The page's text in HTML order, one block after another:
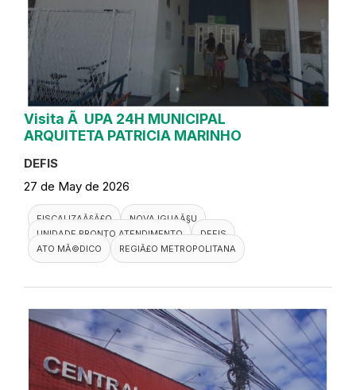
Visita Ã UPA 24H MUNICIPAL
ARQUITETA PATRICIA MARINHO
DEFIS
27 de May de 2026
FISCALIZAÃ§Ã£O
NOVA IGUAÃ§U
UNIDADE PRONTO ATENDIMENTO
DEFIS
ATO MÃ©DICO
REGIÃ£O METROPOLITANA